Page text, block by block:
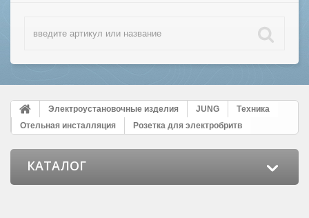
Электроустановочные изделия JUNG
Tехника
Отельная инсталляция
Розетка для электробритв
КАТАЛОГ